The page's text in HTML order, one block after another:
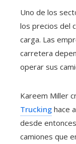
Uno de los
los precios del
carga. Las
carretera
operar sus
Kareem Miller
Trucking hace
desde
camiones que